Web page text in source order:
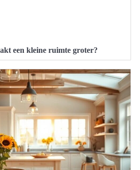
een kleine ruimte groter?